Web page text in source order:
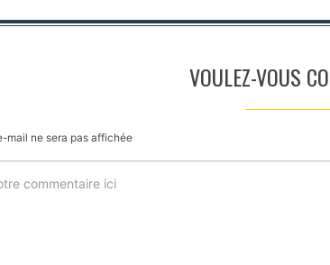
VOULEZ-VOUS
mail ne sera pas affichée